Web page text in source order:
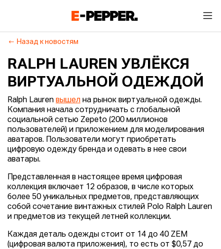
Назад к новостям
RALPH LAUREN УВЛЁКСЯ
ВИРТУАЛЬНОЙ ОДЕЖДОЙ
Ralph Lauren вышел на рынок виртуальной одежды.
Компания начала сотрудничать с глобальной
социальной сетью Zepeto (200 миллионов
пользователей) и приложением для моделирования
аватаров. Пользователи могут приобретать
цифровую одежду бренда и одевать в нее свои
аватары.
Представленная в настоящее время цифровая
коллекция включает 12 образов, в числе которых
более 50 уникальных предметов, представляющих
собой сочетание винтажных стилей Polo Ralph Lauren
и предметов из текущей летней коллекции.
Каждая деталь одежды стоит от 14 до 40 ZEM
(цифровая валюта приложения), то есть от $0,57 до